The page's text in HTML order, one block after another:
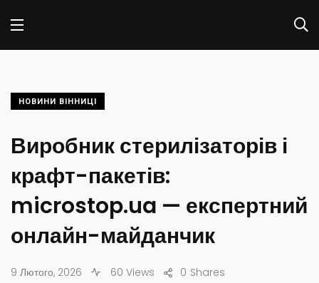
НОВИНИ ВІННИЦІ
Виробник стерилізаторів і
крафт-пакетів:
microstop.ua — експертний
онлайн-майданчик
9 Лютого, 2026 60 Views Shares
0